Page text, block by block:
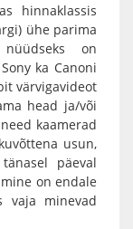
hinnaklassis
ühe parima
on
ka Canoni
värvigavideot
head ja/või
kaamerad
usun,
päeval
on endale
vaja minevad